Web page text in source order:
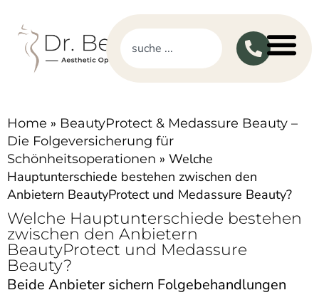
Home » BeautyProtect & Medassure Beauty –
Die Folgeversicherung für
Schönheitsoperationen » Welche
Hauptunterschiede bestehen zwischen den
Anbietern BeautyProtect und Medassure Beauty?
Welche Hauptunterschiede bestehen
zwischen den Anbietern
BeautyProtect und Medassure
Beauty?
Beide Anbieter sichern Folgebehandlungen